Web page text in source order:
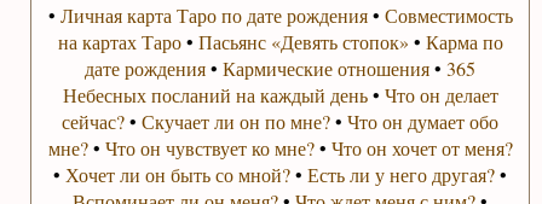
• Личная карта Таро по дате рождения• Совместимость
на картах Таро• Пасьянс «Девять стопок» • Карма по
дате рождения•Кармические отношения•365
Небесных посланий на каждый день• Что он делает
сейчас?•Скучает ли он по мне?•Что он думает обо
мне?• Что он чувствует ко мне?• Что он хочет от меня?
• Хочет ли он быть со мной?•Есть ли у него другая?•